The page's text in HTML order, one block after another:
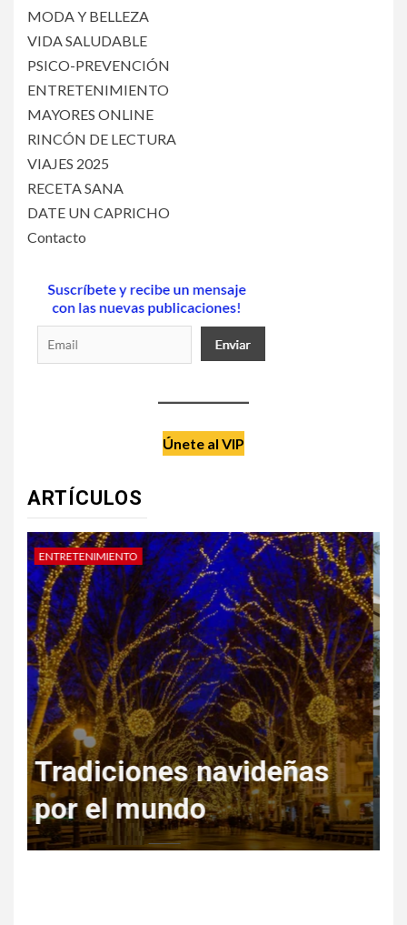
MODA Y BELLEZA
VIDA SALUDABLE
PSICO-PREVENCIÓN
ENTRETENIMIENTO
MAYORES ONLINE
RINCÓN DE LECTURA
VIAJES 2025
RECETA SANA
DATE UN CAPRICHO
Contacto
Únete al VIP
ARTÍCULOS
DATE UN CAPRICHO
Regala Escapadas